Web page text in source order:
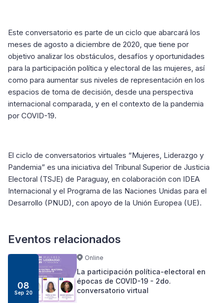
Este conversatorio es parte de un ciclo que abarcará los
meses de agosto a diciembre de 2020, que tiene por
objetivo analizar los obstáculos, desafíos y oportunidades
para la participación política y electoral de las mujeres, así
como para aumentar sus niveles de representación en los
espacios de toma de decisión, desde una perspectiva
internacional comparada, y en el contexto de la pandemia
por COVID-19.
El ciclo de conversatorios virtuales “Mujeres, Liderazgo y
Pandemia” es una iniciativa del Tribunal Superior de Justicia
Electoral (TSJE) de Paraguay, en colaboración con IDEA
Internacional y el Programa de las Naciones Unidas para el
Desarrollo (PNUD), con apoyo de la Unión Europea (UE).
Eventos relacionados
08
Sep 20
Online
La participación política-electoral en
épocas de COVID-19 - 2do.
conversatorio virtual